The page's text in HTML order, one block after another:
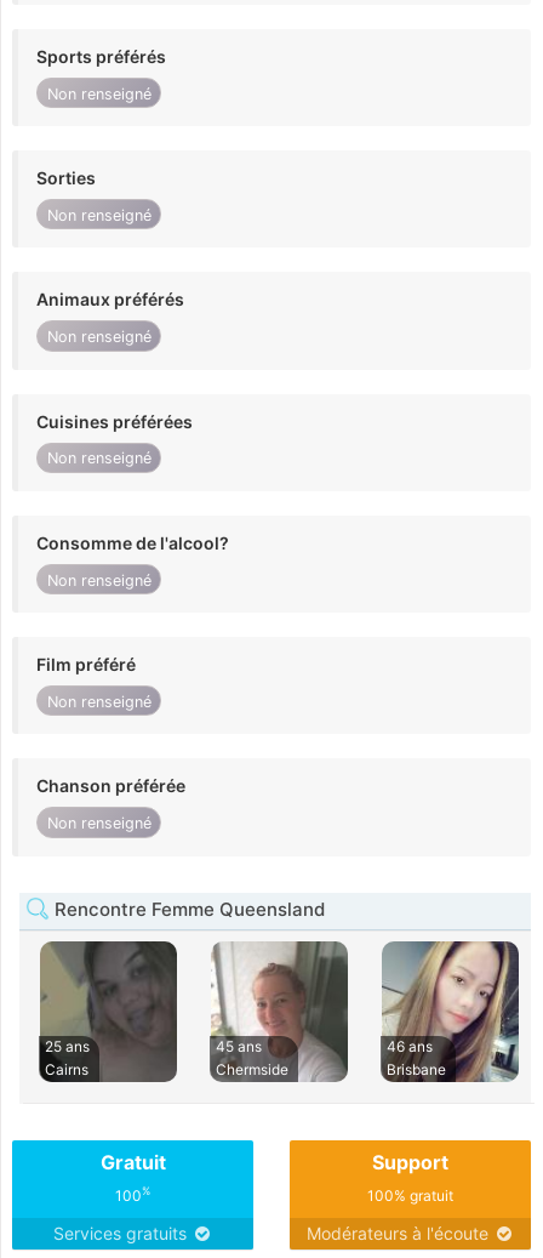
Sports préférés
Non renseigné
Sorties
Non renseigné
Animaux préférés
Non renseigné
Cuisines préférées
Non renseigné
Consomme de l'alcool?
Non renseigné
Film préféré
Non renseigné
Chanson préférée
Non renseigné
Rencontre Femme Queensland
25 ans
Cairns
45 ans
Chermside
46 ans
Brisbane
Gratuit
100%
Services gratuits
Support
100% gratuit
Modérateurs à l'écoute